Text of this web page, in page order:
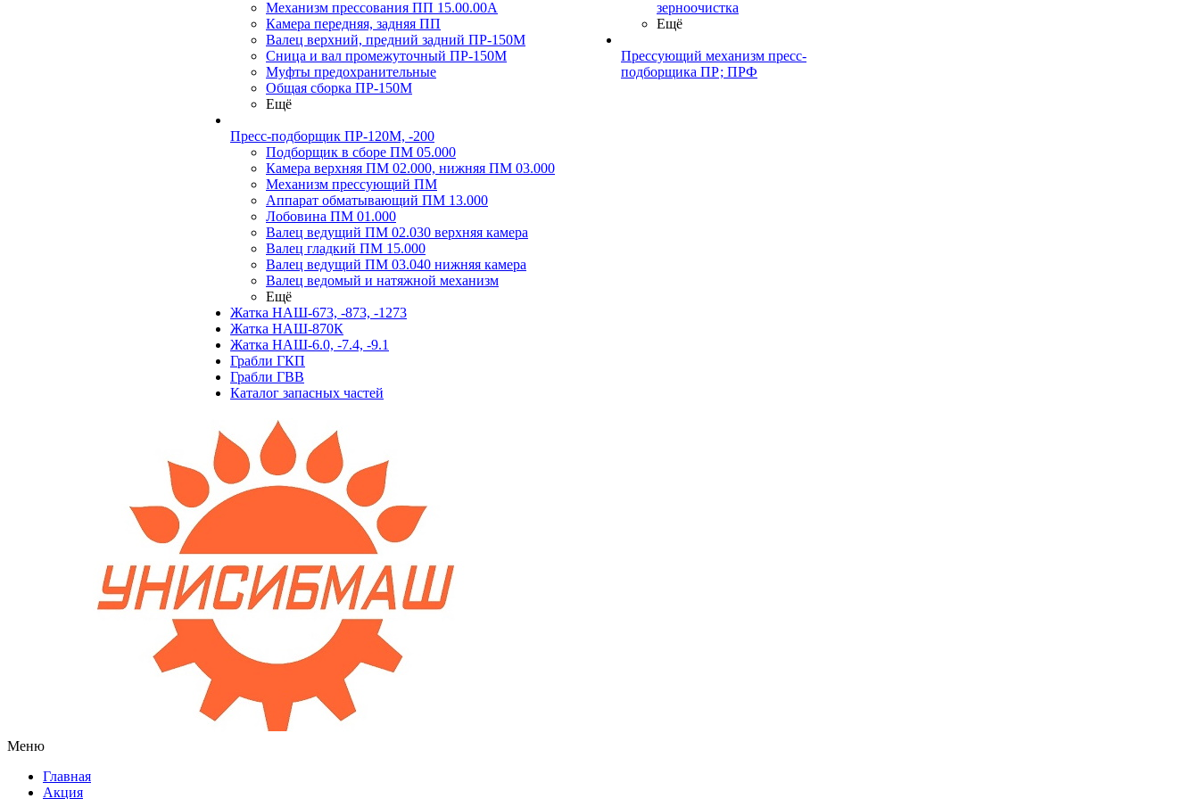
Механизм прессования ПП 15.00.00А
Камера передняя, задняя ПП
Валец верхний, предний задний ПР-150М
Сница и вал промежуточный ПР-150М
Муфты предохранительные
Общая сборка ПР-150М
Ещё
Пресс-подборщик ПР-120М, -200
Подборщик в сборе ПМ 05.000
Камера верхняя ПМ 02.000, нижняя ПМ 03.000
Механизм прессующий ПМ
Аппарат обматывающий ПМ 13.000
Лобовина ПМ 01.000
Валец ведущий ПМ 02.030 верхняя камера
Валец гладкий ПМ 15.000
Валец ведущий ПМ 03.040 нижняя камера
Валец ведомый и натяжной механизм
Ещё
Жатка НАШ-673, -873, -1273
Жатка НАШ-870К
Жатка НАШ-6.0, -7.4, -9.1
Грабли ГКП
Грабли ГВВ
Каталог запасных частей
зерноочистка
Ещё
Прессующий механизм пресс-
подборщика ПР; ПРФ
Меню
Главная
Акция